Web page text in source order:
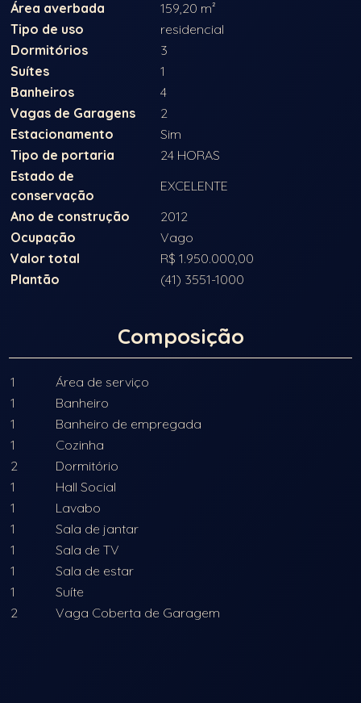
Área averbada
159,20 m²
Tipo de uso
residencial
Dormitórios
3
Suítes
1
Banheiros
4
Vagas de Garagens
2
Estacionamento
Sim
Tipo de portaria
24 HORAS
Estado de
conservação
EXCELENTE
Ano de construção
2012
Ocupação
Vago
Valor total
R$ 1.950.000,00
Plantão
(41) 3551-1000
Composição
1
Área de serviço
1
Banheiro
1
Banheiro de empregada
1
Cozinha
2
Dormitório
1
Hall Social
1
Lavabo
1
Sala de jantar
1
Sala de TV
1
Sala de estar
1
Suíte
2
Vaga Coberta de Garagem